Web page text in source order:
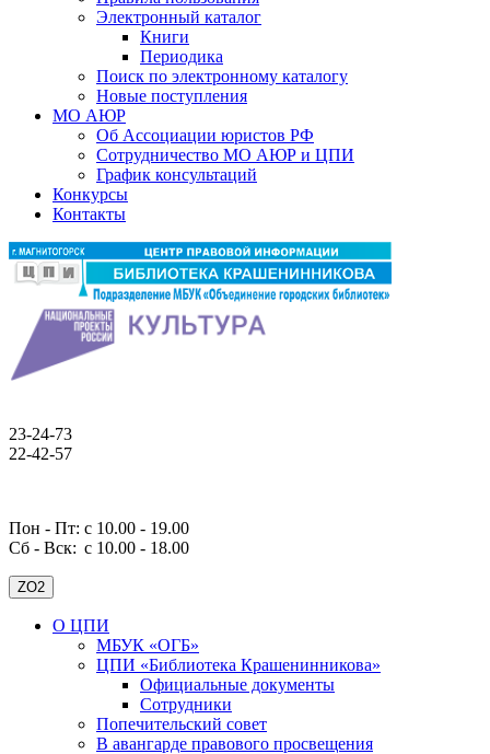
Электронный каталог
Книги
Периодика
Поиск по электронному каталогу
Новые поступления
МО АЮР
Об Ассоциации юристов РФ
Сотрудничество МО АЮР и ЦПИ
График консультаций
Конкурсы
Контакты
23-24-73
22-42-57
Пон - Пт: с 10.00 - 19.00
Сб - Вск: с 10.00 - 18.00
ZO2
О ЦПИ
МБУК «ОГБ»
ЦПИ «Библиотека Крашенинникова»
Официальные документы
Сотрудники
Попечительский совет
В авангарде правового просвещения